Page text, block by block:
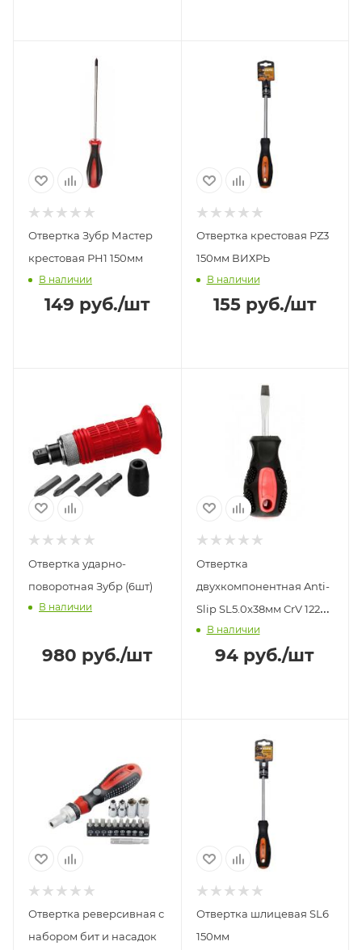
Отвертка Зубр Мастер
крестовая РН1 150мм
В наличии
149 руб./шт
Отвертка крестовая РZ3
150мм ВИХРЬ
В наличии
155руб./шт
Отвертка ударно-
поворотная Зубр (6шт)
В наличии
980 руб./шт
Отвертка
двухкомпонентная Anti-
Slip SL5.0x38мм CrV 12202
Matrix
В наличии
94 руб./шт
Отвертка реверсивная с
набором бит и насадок
Отвертка шлицевая SL6
150мм